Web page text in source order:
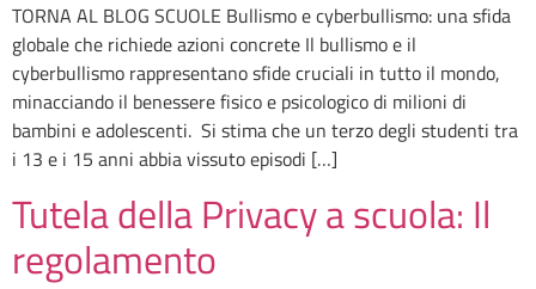
TORNA AL BLOG SCUOLE Bullismo e cyberbullismo: una sfida
globale che richiede azioni concrete Il bullismo e il
cyberbullismo rappresentano sfide cruciali in tutto il mondo,
minacciando il benessere fisico e psicologico di milioni di
bambini e adolescenti. Si stima che un terzo degli studenti tra
i 13 e i 15 anni abbia vissuto episodi […]
Tutela della Privacy a scuola: Il
regolamento